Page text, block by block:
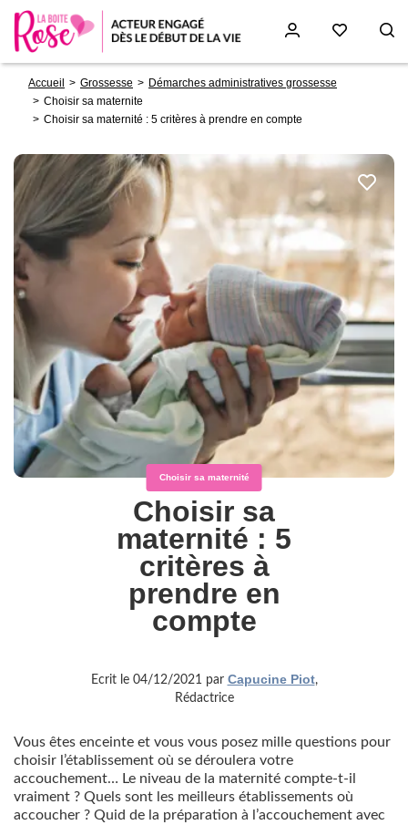
contenu
d'Ariane
Accueil Grossesse
Démarches administratives grossesse
Choisir sa maternite
Choisir sa maternité : 5 critères à prendre en compte
Choisir sa maternité
Choisir sa
maternité : 5
critères à
prendre en
compte
Ecrit le 04/12/2021 par Capucine Piot,
Rédactrice
Vous êtes enceinte et vous vous posez mille questions pour
choisir l’établissement où se déroulera votre
accouchement… Le niveau de la maternité compte-t-il
vraiment ? Quels sont les meilleurs établissements où
accoucher ? Quid de la préparation à l’accouchement avec